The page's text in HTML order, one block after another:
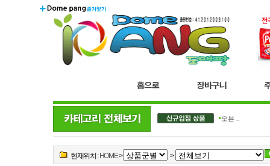
더블.. 오븐 ..
현재위치 : HOME> >